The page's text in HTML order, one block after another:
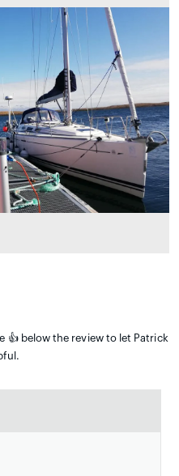
👍 below the review to let Patrick